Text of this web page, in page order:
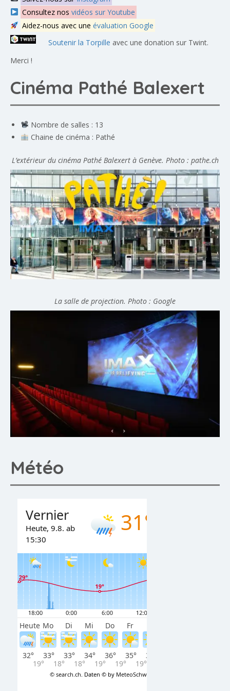
Consultez nos vidéos sur Youtube
Aidez-nous avec une évaluation Google
Soutenir la Torpille avec une donation sur Twint.
Merci !
Cinéma Pathé Balexert
Nombre de salles : 13
Chaine de cinéma : Pathé
L’extérieur du cinéma Pathé Balexert à Genève. Photo : pathe.ch
La salle de projection. Photo : Google
Météo